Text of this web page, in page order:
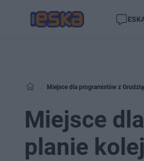
Miejsce dla programistów z
Miejsce
planie